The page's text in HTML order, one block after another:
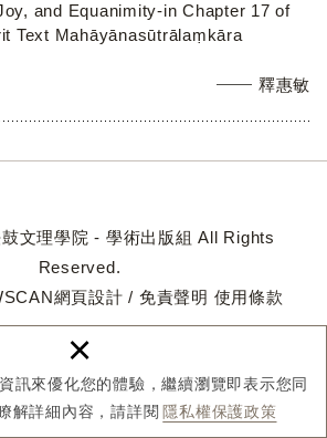
訊來優化您的體驗，繼續瀏覽即表示您同
解詳細內容，請詳閱 隱私權保護政策
×
and Equanimity-in Chapter 17 of
Text Mahāyānasūtrālaṃkāra
釋惠敏
文理學院 - 學術出版組 All Rights
Reserved.
網頁設計 / 免責聲明 使用條款